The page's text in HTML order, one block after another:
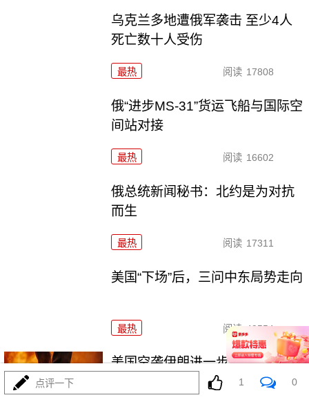
乌克兰多地遭俄军袭击 至少4人
死亡数十人受伤
最热 阅读 17808
俄“进步MS-31”货运飞船与国际空
间站对接
最热 阅读 16602
俄总统新闻秘书：北约是为对抗
而生
最热 阅读 17311
美国“下场”后，三问中东局势走向
最热 阅读 49554
美国空袭伊朗进一步影响国际空
点评一下 1 0